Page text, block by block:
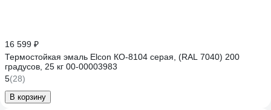
16 599 ₽
Термостойкая эмаль Elcon КО-8104 серая, (RAL 7040) 200
градусов, 25 кг 00-00003983
5(28)
В корзину